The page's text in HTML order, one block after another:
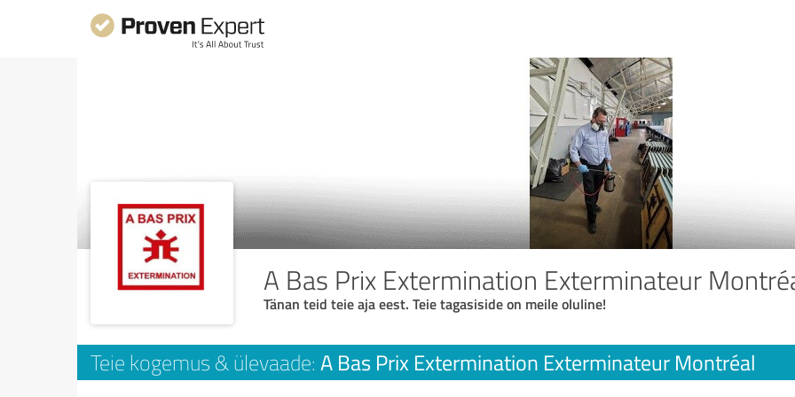
A Bas Prix Extermination Exterminateur
Tänan teid teie aja eest. Teie tagasiside on meile oluline!
Teie kogemus & ülevaade: A Bas Prix Extermination Exterminateur Montréal